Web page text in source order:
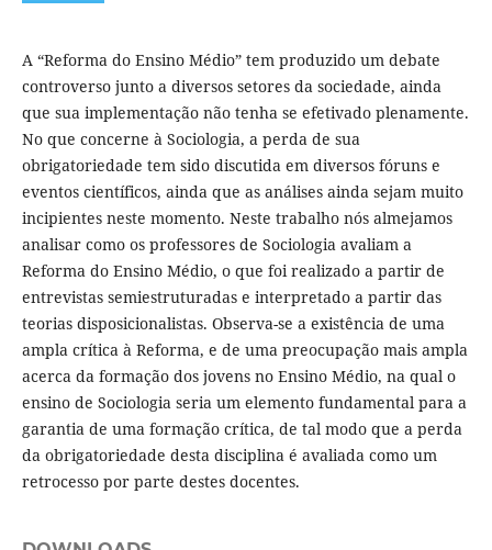
A “Reforma do Ensino Médio” tem produzido um debate
controverso junto a diversos setores da sociedade, ainda
que sua implementação não tenha se efetivado plenamente.
No que concerne à Sociologia, a perda de sua
obrigatoriedade tem sido discutida em diversos fóruns e
eventos científicos, ainda que as análises ainda sejam muito
incipientes neste momento. Neste trabalho nós almejamos
analisar como os professores de Sociologia avaliam a
Reforma do Ensino Médio, o que foi realizado a partir de
entrevistas semiestruturadas e interpretado a partir das
teorias disposicionalistas. Observa-se a existência de uma
ampla crítica à Reforma, e de uma preocupação mais ampla
acerca da formação dos jovens no Ensino Médio, na qual o
ensino de Sociologia seria um elemento fundamental para a
garantia de uma formação crítica, de tal modo que a perda
da obrigatoriedade desta disciplina é avaliada como um
retrocesso por parte destes docentes.